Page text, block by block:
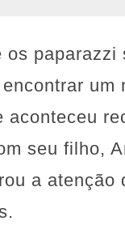
os
aconteceu
seu filho,
a atenção